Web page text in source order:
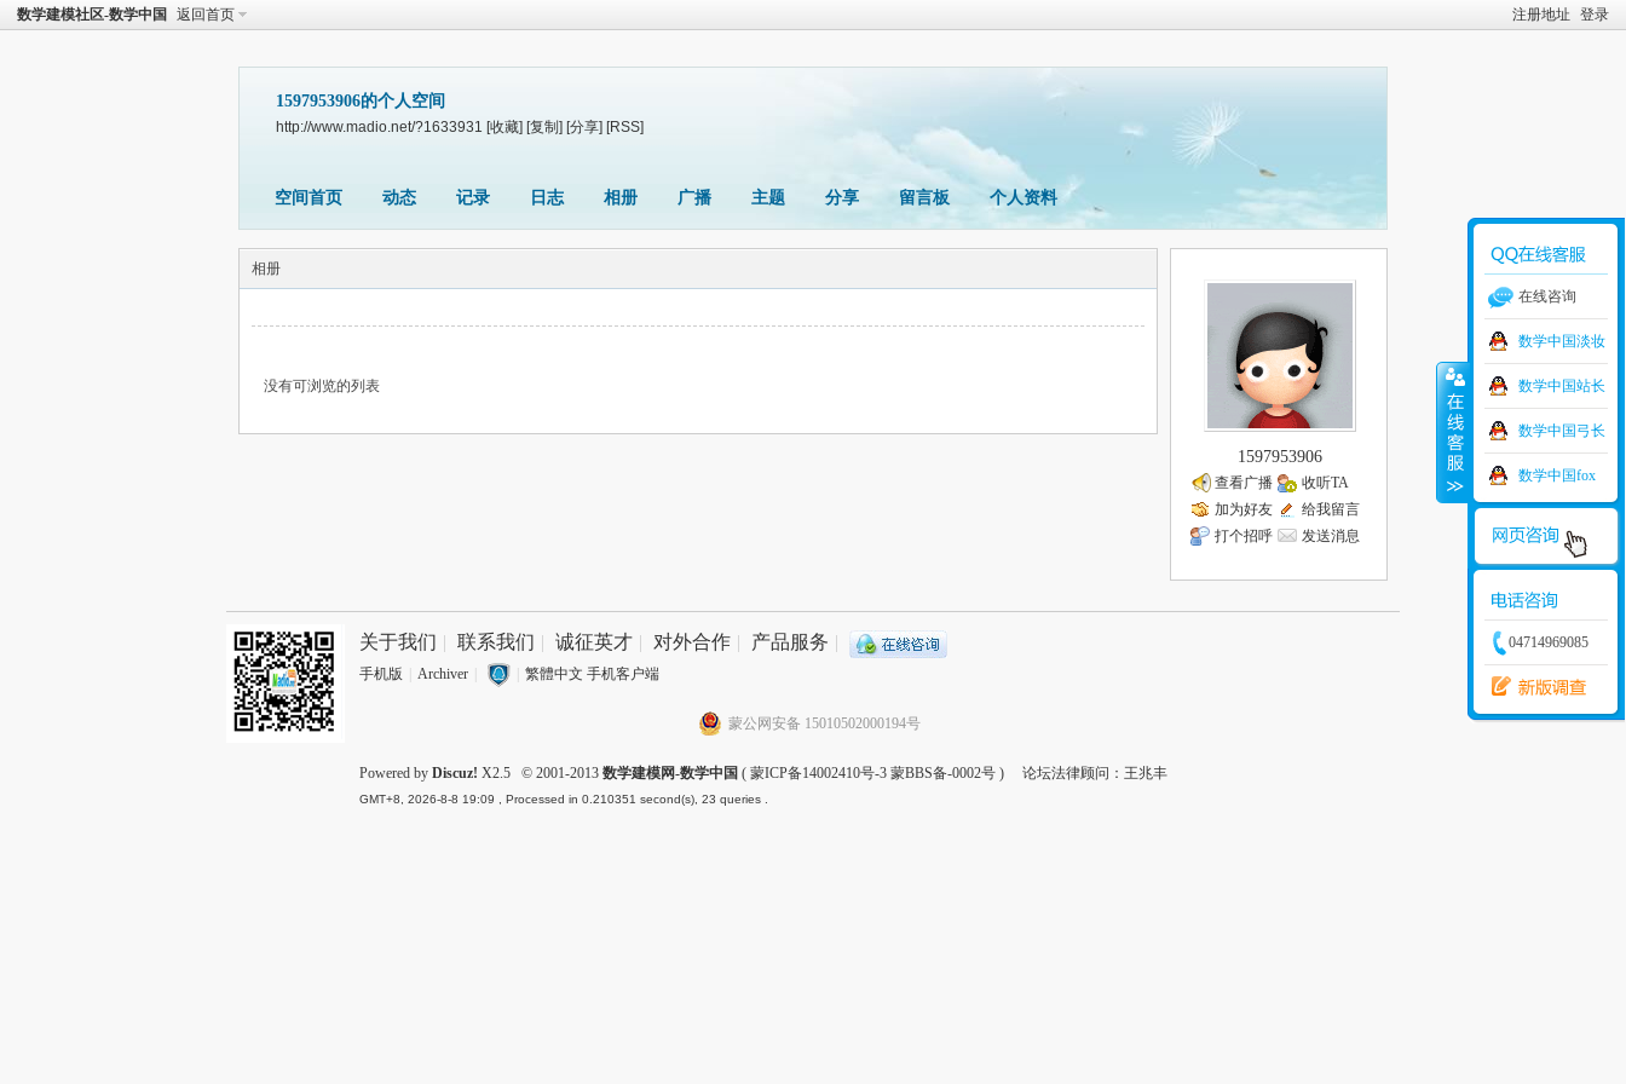
注册地址 登录
数学建模社区-数学中国 返回首页
1597953906的个人空间
http://www.madio.net/?1633931 [收藏] [复制] [分享] [RSS]
空间首页 动态 记录 日志 相册 广播 主题 分享 留言板 个人资料
相册
没有可浏览的列表
1597953906
查看广播
收听TA
加为好友
给我留言
打个招呼
发送消息
在线咨询
数学中国淡妆
数学中国站长
数学中国弓长
数学中国fox
04714969085
关于我们 | 联系我们 | 诚征英才 | 对外合作 | 产品服务 |
手机版 Archiver 繁體中文 手机客户端
蒙公网安备 15010502000194号
Powered by Discuz! X2.5 © 2001-2013 数学建模网-数学中国 ( 蒙ICP备14002410号-3 蒙BBS备-0002号 ) 论坛法律顾问：王兆丰
GMT+8, 2026-8-8 19:09 , Processed in 0.210351 second(s), 23 queries .